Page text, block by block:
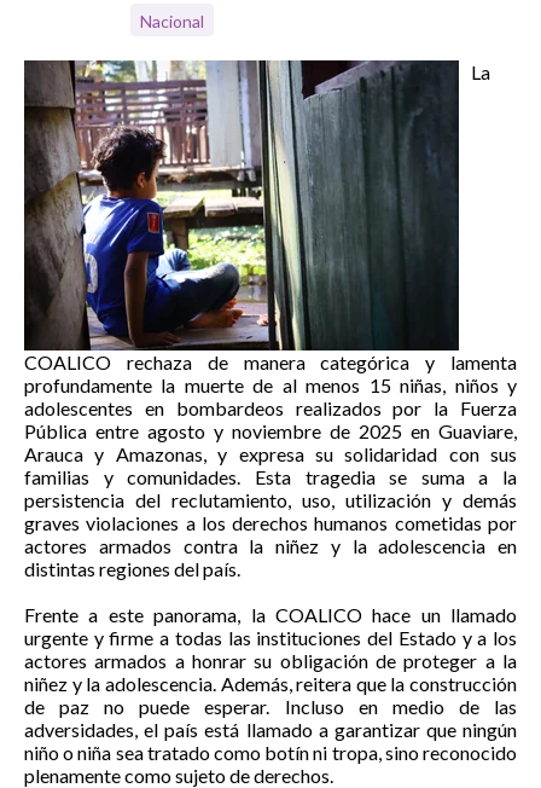
Nacional
La
COALICO rechaza de manera categórica y lamenta
profundamente la muerte de al menos 15 niñas, niños y
adolescentes en bombardeos realizados por la Fuerza
Pública entre agosto y noviembre de 2025 en Guaviare,
Arauca y Amazonas, y expresa su solidaridad con sus
familias y comunidades. Esta tragedia se suma a la
persistencia del reclutamiento, uso, utilización y demás
graves violaciones a los derechos humanos cometidas por
actores armados contra la niñez y la adolescencia en
distintas regiones del país.
Frente a este panorama, la COALICO hace un llamado
urgente y firme a todas las instituciones del Estado y a los
actores armados a honrar su obligación de proteger a la
niñez y la adolescencia. Además, reitera que la construcción
de paz no puede esperar. Incluso en medio de las
adversidades, el país está llamado a garantizar que ningún
niño o niña sea tratado como botín ni tropa, sino reconocido
plenamente como sujeto de derechos.